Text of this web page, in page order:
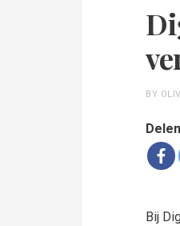
BY
Bij